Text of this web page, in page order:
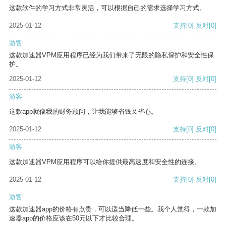
这款软件的学习方式非常灵活，可以根据自己的需求选择学习方式。
2025-01-12 支持[0] 反对[0]
游客
这款加速器VPM应用程序已经为我们带来了无限的隐私保护和安全性保
护。
2025-01-12
支持[0] 反对[0]
游客
这款app就像我的财务顾问，让我能够省钱又省心。
2025-01-12 支持[0] 反对[0]
游客
这款加速器VPM应用程序可以给你提供最高速度和安全性的连接。
2025-01-12 支持[0] 反对[0]
游客
这款加速器app的价格有点贵，可以适当降低一些。我个人觉得，一款加
速器app的价格应该在50元以下才比较合理。